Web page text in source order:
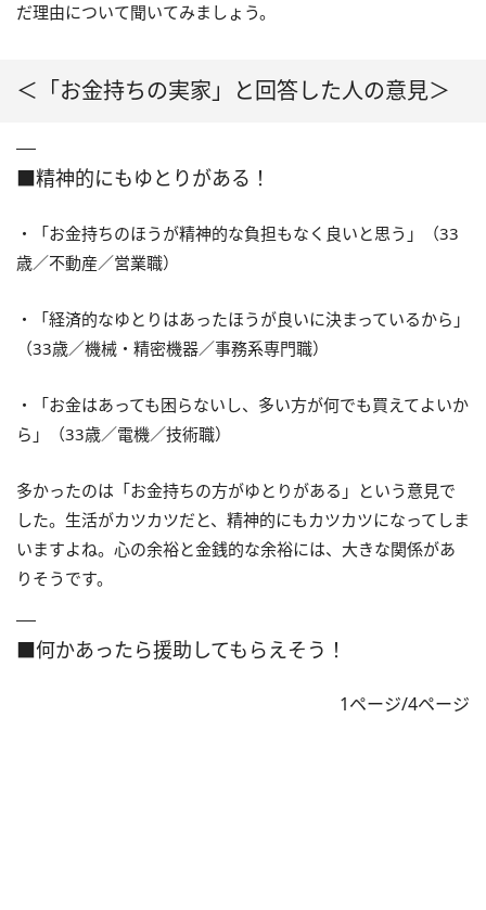
だ理由について聞いてみましょう。
＜「お金持ちの実家」と回答した人の意見＞
■精神的にもゆとりがある！
・「お金持ちのほうが精神的な負担もなく良いと思う」（33
歳／不動産／営業職）
・「経済的なゆとりはあったほうが良いに決まっているから」
（33歳／機械・精密機器／事務系専門職）
・「お金はあっても困らないし、多い方が何でも買えてよいか
ら」（33歳／電機／技術職）
多かったのは「お金持ちの方がゆとりがある」という意見で
した。生活がカツカツだと、精神的にもカツカツになってしま
いますよね。心の余裕と金銭的な余裕には、大きな関係があ
りそうです。
■何かあったら援助してもらえそう！
1ページ/4ページ